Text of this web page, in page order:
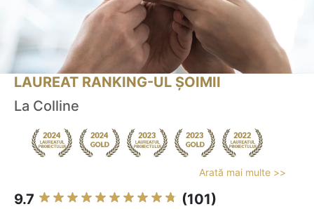
LAUREAT RANKING-UL ȘOIMII
La Colline
Arată mai multe >>
9.7 (101)